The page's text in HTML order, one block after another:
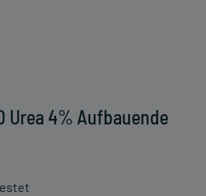
Urea 4% Aufbauende